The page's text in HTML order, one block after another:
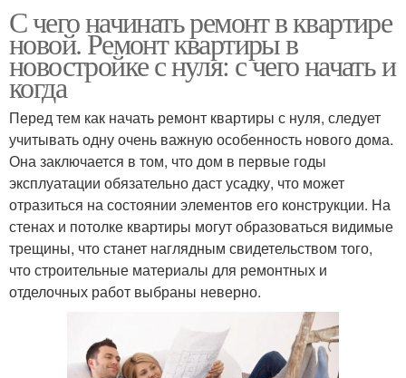
С чего начинать ремонт в квартире
новой. Ремонт квартиры в
новостройке с нуля: с чего начать и
когда
Перед тем как начать ремонт квартиры с нуля, следует
учитывать одну очень важную особенность нового дома.
Она заключается в том, что дом в первые годы
эксплуатации обязательно даст усадку, что может
отразиться на состоянии элементов его конструкции. На
стенах и потолке квартиры могут образоваться видимые
трещины, что станет наглядным свидетельством того,
что строительные материалы для ремонтных и
отделочных работ выбраны неверно.